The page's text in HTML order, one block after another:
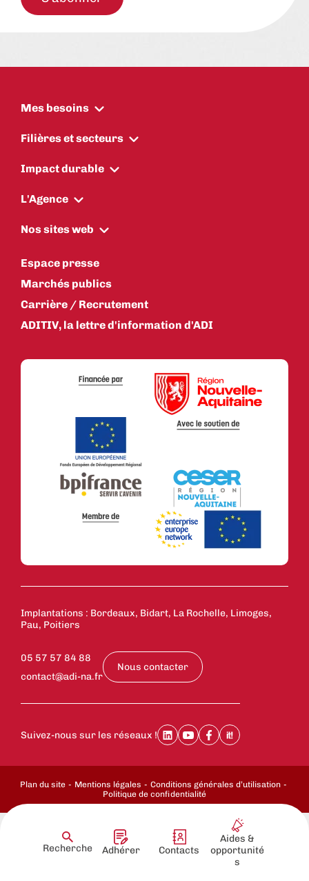
Recherche Adhérer Contacts
Aides &
opportunité
s
Mes besoins
Filières et secteurs
Impact durable
L'Agence
Nos sites web
Espace presse
Marchés publics
Carrière / Recrutement
ADITIV, la lettre d'information d'ADI
Implantations : Bordeaux, Bidart, La Rochelle, Limoges,
Pau, Poitiers
05 57 57 84 88
contact@adi-na.fr
Nous contacter
Suivez-nous sur les réseaux !
Plan du site Mentions légales
Conditions générales d’utilisation
Politique de confidentialité